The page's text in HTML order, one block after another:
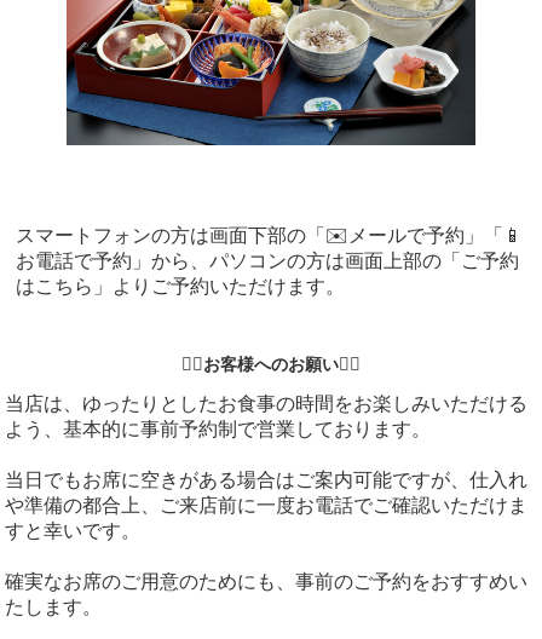
スマートフォンの方は画面下部の「✉️メールで予約」「📱
お電話で予約」から、パソコンの方は画面上部の「ご予約
はこちら」よりご予約いただけます。
🙇‍♂️お客様へのお願い🙇‍♂️
当店は、ゆったりとしたお食事の時間をお楽しみいただける
よう、基本的に事前予約制で営業しております。
当日でもお席に空きがある場合はご案内可能ですが、仕入れ
や準備の都合上、ご来店前に一度お電話でご確認いただけま
すと幸いです。
確実なお席のご用意のためにも、事前のご予約をおすすめい
たします。